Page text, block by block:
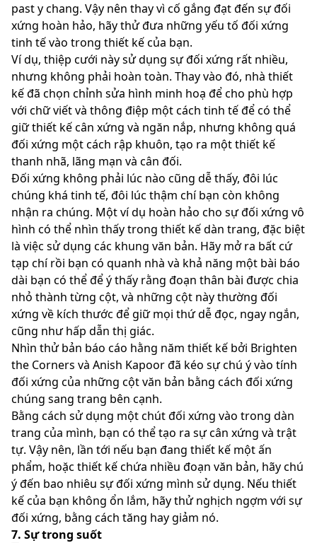
past y chang. Vậy nên thay vì cố gắng đạt đến sự đối
xứng hoàn hảo, hãy thử đưa những yếu tố đối xứng
tinh tế vào trong thiết kế của bạn.
Ví dụ, thiệp cưới này sử dụng sự đối xứng rất nhiều,
nhưng không phải hoàn toàn. Thay vào đó, nhà thiết
kế đã chọn chỉnh sửa hình minh hoạ để cho phù hợp
với chữ viết và thông điệp một cách tinh tế để có thể
giữ thiết kế cân xứng và ngăn nắp, nhưng không quá
đối xứng một cách rập khuôn, tạo ra một thiết kế
thanh nhã, lãng mạn và cân đối.
Đối xứng không phải lúc nào cũng dễ thấy, đôi lúc
chúng khá tinh tế, đôi lúc thậm chí bạn còn không
nhận ra chúng. Một ví dụ hoàn hảo cho sự đối xứng vô
hình có thể nhìn thấy trong thiết kế dàn trang, đặc biệt
là việc sử dụng các khung văn bản. Hãy mở ra bất cứ
tạp chí rồi bạn có quanh nhà và khả năng một bài báo
dài bạn có thể để ý thấy rằng đoạn thân bài được chia
nhỏ thành từng cột, và những cột này thường đối
xứng về kích thước để giữ mọi thứ dễ đọc, ngay ngắn,
cũng như hấp dẫn thị giác.
Nhìn thử bản báo cáo hằng năm thiết kế bởi Brighten
the Corners và Anish Kapoor đã kéo sự chú ý vào tính
đối xứng của những cột văn bản bằng cách đối xứng
chúng sang trang bên cạnh.
Bằng cách sử dụng một chút đối xứng vào trong dàn
trang của mình, bạn có thể tạo ra sự cân xứng và trật
tự. Vậy nên, lần tới nếu bạn đang thiết kế một ấn
phẩm, hoặc thiết kế chứa nhiều đoạn văn bản, hãy chú
ý đến bao nhiêu sự đối xứng mình sử dụng. Nếu thiết
kế của bạn không ổn lắm, hãy thử nghịch ngợm với sự
đối xứng, bằng cách tăng hay giảm nó.
7. Sự trong suốt